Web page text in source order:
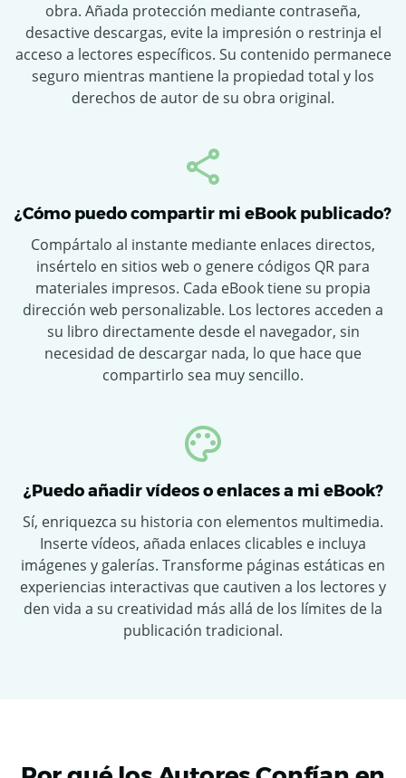
obra. Añada protección mediante contraseña,
desactive descargas, evite la impresión o restrinja el
acceso a lectores específicos. Su contenido permanece
seguro mientras mantiene la propiedad total y los
derechos de autor de su obra original.
¿Cómo puedo compartir mi eBook publicado?
Compártalo al instante mediante enlaces directos,
insértelo en sitios web o genere códigos QR para
materiales impresos. Cada eBook tiene su propia
dirección web personalizable. Los lectores acceden a
su libro directamente desde el navegador, sin
necesidad de descargar nada, lo que hace que
compartirlo sea muy sencillo.
¿Puedo añadir vídeos o enlaces a mi eBook?
Sí, enriquezca su historia con elementos multimedia.
Inserte vídeos, añada enlaces clicables e incluya
imágenes y galerías. Transforme páginas estáticas en
experiencias interactivas que cautiven a los lectores y
den vida a su creatividad más allá de los límites de la
publicación tradicional.